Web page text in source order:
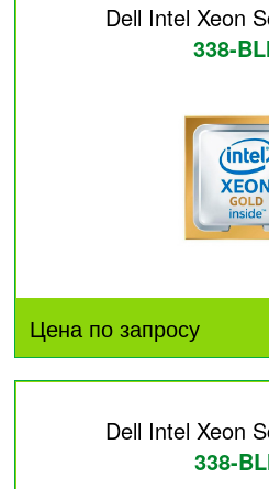
Dell Intel Xeon
338-
Цена по запросу
Dell Intel Xeon
338-